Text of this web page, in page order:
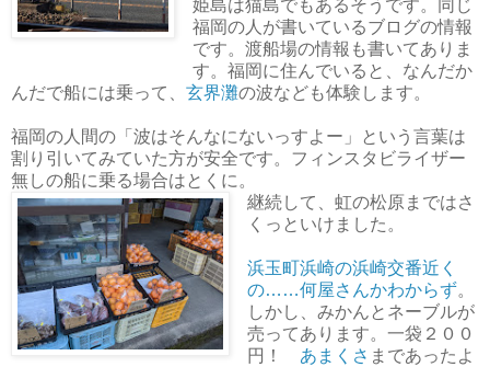
姫島は猫島でもあるそうです。同じ
福岡の人が書いているブログの情報
です。渡船場の情報も書いてありま
す。福岡に住んでいると、なんだか
んだで船には乗って、 玄界灘の波なども体験します。
福岡の人間の「波はそんなにないっすよー」という言葉は
割り引いてみていた方が安全です。フィンスタビライザー
無しの船に乗る場合はとくに。
継続して、虹の松原まではさ
くっといけました。
浜玉町浜崎の浜崎交番近く
の……何屋さんかわからず。
しかし、みかんとネーブルが
売ってあります。一袋２００
円！ あまくさ まであったよ